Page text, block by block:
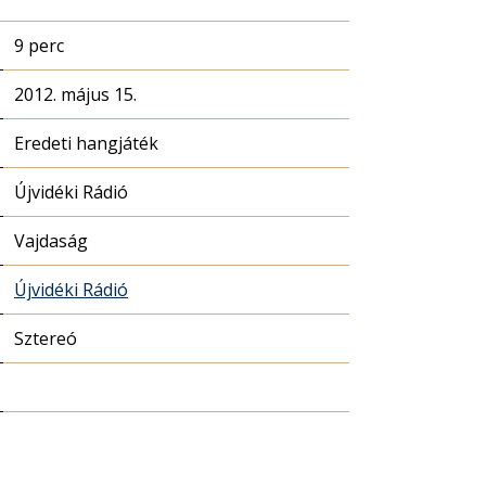
9 perc
2012. május 15.
Eredeti hangjáték
Újvidéki Rádió
Vajdaság
Újvidéki Rádió
Sztereó